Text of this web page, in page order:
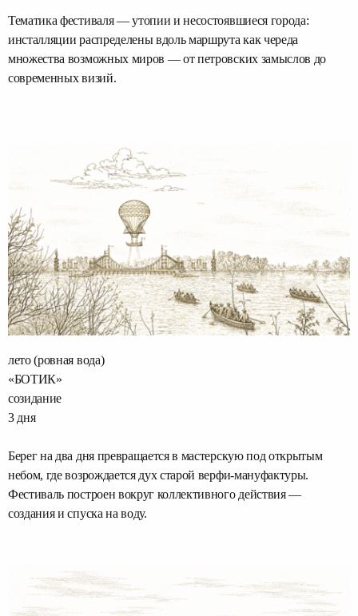
Тематика фестиваля — утопии и несостоявшиеся города:
инсталляции распределены вдоль маршрута как череда
множества возможных миров — от петровских замыслов до
современных визий.
лето (ровная вода)
«БОТИК»
созидание
3 дня
Берег на два дня превращается в мастерскую под открытым
небом, где возрождается дух старой верфи-мануфактуры.
Фестиваль построен вокруг коллективного действия —
создания и спуска на воду.